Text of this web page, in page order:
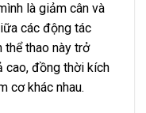
là giảm cân và
các động tác
thể thao này trở
cao, đồng thời kích
cơ khác nhau.